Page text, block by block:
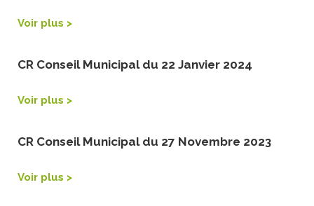
Voir plus >
CR Conseil Municipal du 22 Janvier 2024
Voir plus >
CR Conseil Municipal du 27 Novembre 2023
Voir plus >